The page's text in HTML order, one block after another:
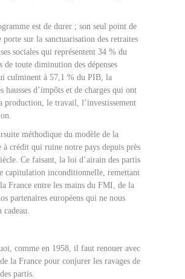
est de durer ; son seul point de
porte sur la sanctuarisation des retraites
sociales qui représentent 34 % du
de toute diminution des dépenses
culminent à 57,1 % du PIB, la
hausses d’impôts et de charges qui ont
production, le travail, l’investissement
méthodique du modèle de la
à crédit qui ruine notre pays depuis près
Ce faisant, la loi d’airain des partis
capitulation inconditionnelle, remettant
France entre les mains du FMI, de la
partenaires européens qui ne nous
cadeau.
comme en 1958, il faut renouer avec
la France pour conjurer les ravages de
partis.